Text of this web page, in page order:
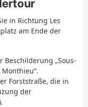
in Richtung Les
am Ende der
Beschilderung „Sous-
Monthieu“.
Forststraße, die in
der